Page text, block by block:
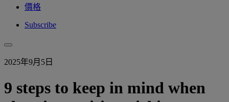
價格
Subscribe
2025年9月5日
9 steps to keep in mind when